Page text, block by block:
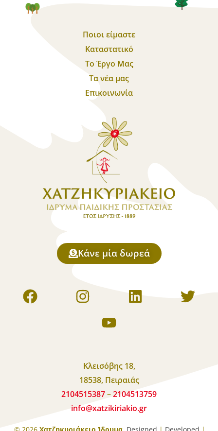
Ποιοι είμαστε
Καταστατικό
Το Έργο Μας
Τα νέα μας
Επικοινωνία
Κάνε μία δωρεά
Κλεισόβης 18,
18538, Πειραιάς
2104515387–2104513759
info@xatzikiriakio.gr